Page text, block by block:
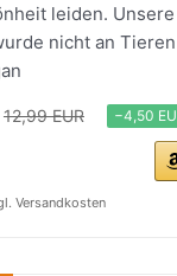
leiden.
nicht an
12,99 EUR −4,50
Versandkosten